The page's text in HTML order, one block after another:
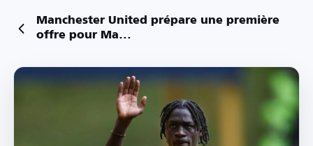
Manchester United prépare une première
offre pour Ma...